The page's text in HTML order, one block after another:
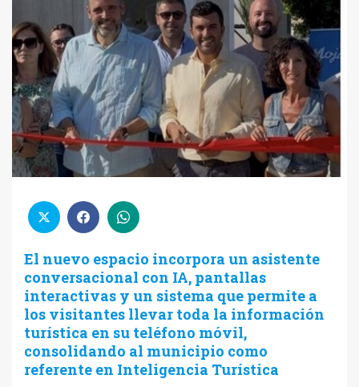
El nuevo espacio incorpora un asistente
conversacional con IA, pantallas
interactivas y un sistema que permite a
los visitantes llevar toda la información
turística en su teléfono móvil,
consolidando al municipio como
referente en Inteligencia Turística